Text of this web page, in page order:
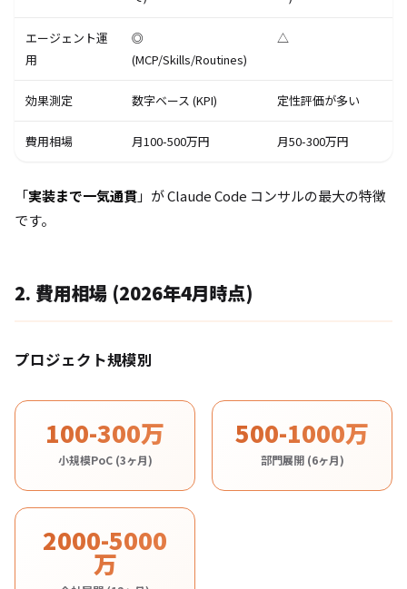
エージェント運
用
◎
(MCP/Skills/Routines)
△
効果測定 数字ベース (KPI) 定性評価が多い
費用相場 月100-500万円 月50-300万円
「実装まで一気通貫」が Claude Code コンサルの最大の特徴
です。
2. 費用相場 (2026年4月時点)
プロジェクト規模別
100-300万
小規模PoC (3ヶ月)
500-1000万
部門展開 (6ヶ月)
2000-5000
万